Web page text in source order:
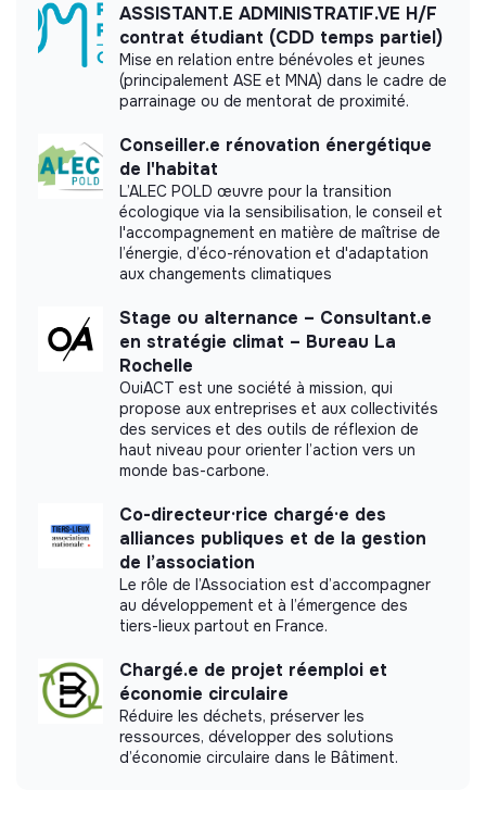
Referenced by Shift Your Job.
Accompagné par Antropia ESSEC
Documents
Did not yet add a transparency document.
ASSISTANT.E ADMINISTRATIF.VE H/F
contrat étudiant (CDD temps partiel)
Mise en relation entre bénévoles et jeunes
(principalement ASE et MNA) dans le cadre de
parrainage ou de mentorat de proximité.
Conseiller.e rénovation énergétique
de l'habitat
L’ALEC POLD œuvre pour la transition
écologique via la sensibilisation, le conseil et
l'accompagnement en matière de maîtrise de
l’énergie, d’éco-rénovation et d'adaptation
aux changements climatiques
Stage ou alternance – Consultant.e
en stratégie climat – Bureau La
Rochelle
OuiACT est une société à mission, qui
propose aux entreprises et aux collectivités
des services et des outils de réflexion de
haut niveau pour orienter l’action vers un
monde bas-carbone.
Co-directeur·rice chargé·e des
alliances publiques et de la gestion
de l’association
Le rôle de l’Association est d’accompagner
au développement et à l’émergence des
tiers-lieux partout en France.
Chargé.e de projet réemploi et
économie circulaire
Réduire les déchets, préserver les
ressources, développer des solutions
d’économie circulaire dans le Bâtiment.